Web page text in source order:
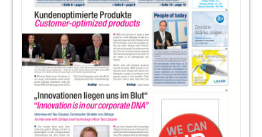
Redaktion
31Nach der Praxisübergabe wartet das
Abenteuer
Redaktion
KaVo Dental GmbH
Hallenplan 36. IDS Köln